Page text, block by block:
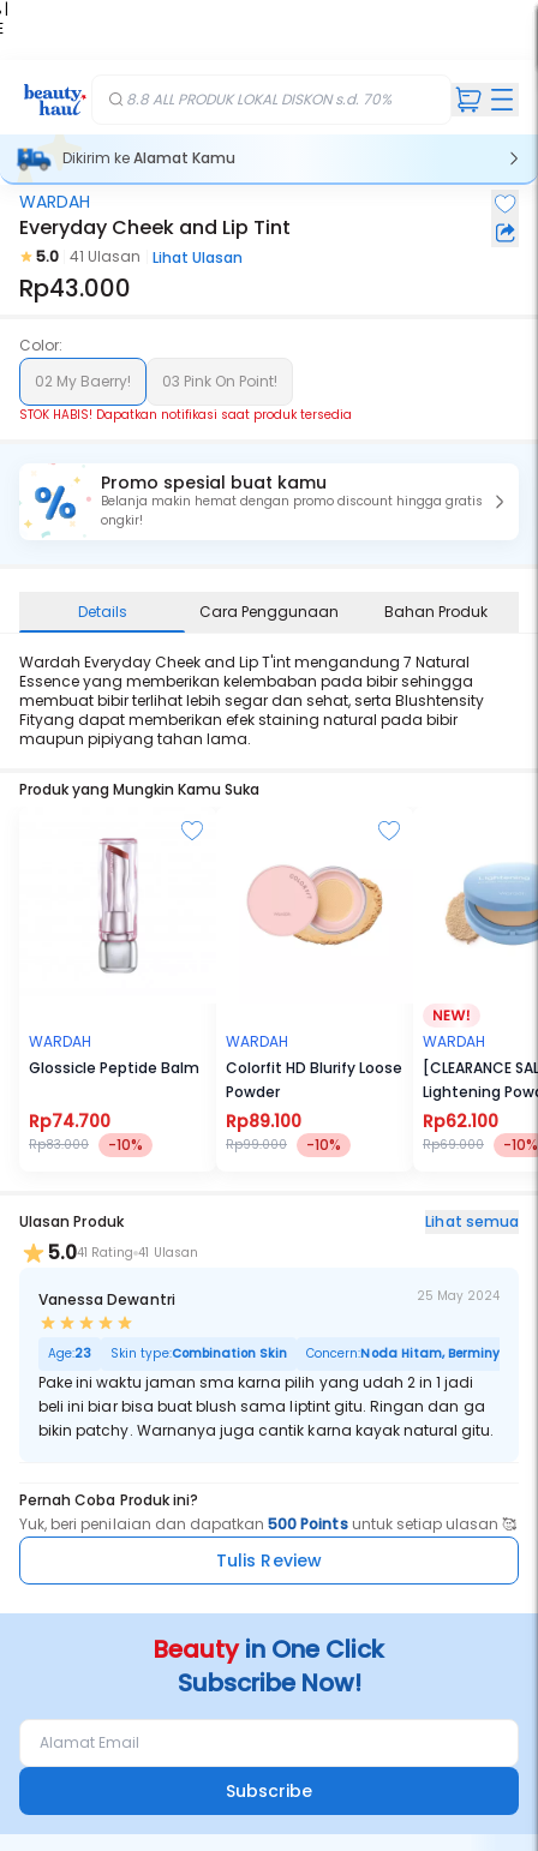
|
8.8 ALL PRODUK LOKAL DISKON s.d. 70%
Dikirim keAlamat Kamu
Stok Habis
WARDAH
Everyday Cheek and Lip Tint
5.0 41 Ulasan Lihat Ulasan
Rp43.000
Color:
02 My Baerry!
03 Pink On Point!
STOK HABIS! Dapatkan notifikasi saat produk tersedia
Promo spesial buat kamu
Belanja makin hemat dengan promo discount hingga gratis
ongkir!
Details Cara Penggunaan Bahan Produk
Wardah Everyday Cheek and Lip T'int mengandung 7 Natural
Essence yang memberikan kelembaban pada bibir sehingga
membuat bibir terlihat lebih segar dan sehat, serta Blushtensity
Fityang dapat memberikan efek staining natural pada bibir
maupun pipiyang tahan lama.
Produk yang Mungkin Kamu Suka
WARDAH
Glossicle Peptide Balm
Rp74.700
Rp83.000 -10%
WARDAH
Colorfit HD Blurify Loose
Powder
Rp89.100
Rp99.000 -10%
WARDAH
[CLEARANCE
Lightening
Foundation
Rp62.100
Rp69.000 -10%
Ulasan Produk Lihat semua
5.041 Rating 41 Ulasan
Vanessa Dewantri 25 May 2024
Age:23 Skin type:Combination Skin Concern:Noda Hitam, Berminyak,
Pake ini waktu jaman sma karna pilih yang udah 2 in 1 jadi
beli ini biar bisa buat blush sama liptint gitu. Ringan dan ga
bikin patchy. Warnanya juga cantik karna kayak natural gitu.
Pernah Coba Produk ini?
Yuk, beri penilaian dan dapatkan500 Pointsuntuk setiap ulasan 🥰
Tulis Review
Beautyin One Click
Subscribe Now!
Subscribe